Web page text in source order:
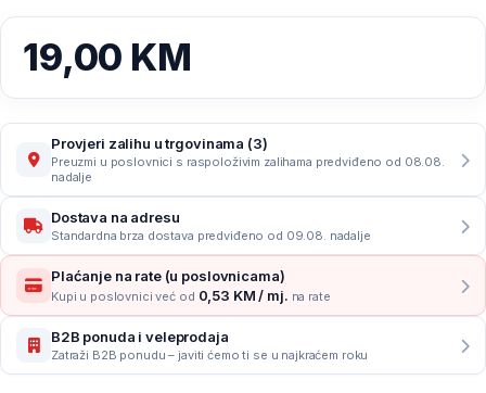
19,00 KM
Provjeri zalihu u trgovinama (3)
Preuzmi u poslovnici s raspoloživim zalihama predviđeno od 08.08.
nadalje
Dostava na adresu
Standardna brza dostava predviđeno od 09.08. nadalje
Plaćanje na rate (u poslovnicama)
Kupi u poslovnici već od 0,53 KM / mj. na rate
B2B ponuda i veleprodaja
Zatraži B2B ponudu – javiti ćemo ti se u najkraćem roku